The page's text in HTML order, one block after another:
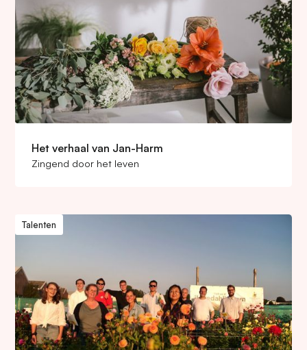
Het verhaal van Jan-Harm
Zingend door het leven
Talenten